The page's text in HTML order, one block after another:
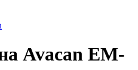
Avacan EM-